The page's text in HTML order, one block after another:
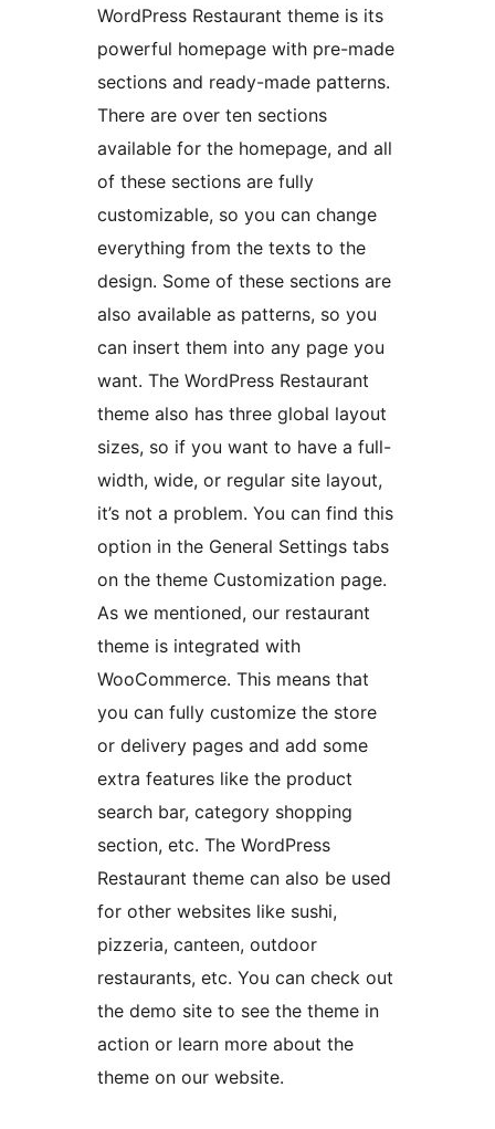
WordPress Restaurant theme is its
powerful homepage with pre-made
sections and ready-made patterns.
There are over ten sections
available for the homepage, and all
of these sections are fully
customizable, so you can change
everything from the texts to the
design. Some of these sections are
also available as patterns, so you
can insert them into any page you
want. The WordPress Restaurant
theme also has three global layout
sizes, so if you want to have a full-
width, wide, or regular site layout,
it’s not a problem. You can find this
option in the General Settings tabs
on the theme Customization page.
As we mentioned, our restaurant
theme is integrated with
WooCommerce. This means that
you can fully customize the store
or delivery pages and add some
extra features like the product
search bar, category shopping
section, etc. The WordPress
Restaurant theme can also be used
for other websites like sushi,
pizzeria, canteen, outdoor
restaurants, etc. You can check out
the demo site to see the theme in
action or learn more about the
theme on our website.